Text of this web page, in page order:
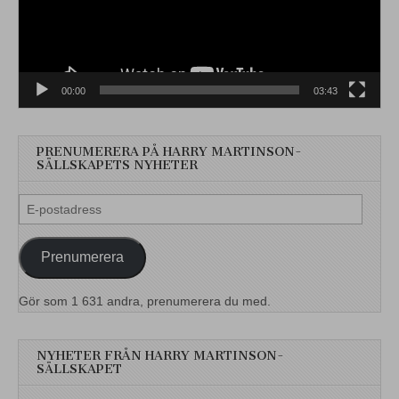
00:00 03:43
PRENUMERERA PÅ HARRY MARTINSON-
SÄLLSKAPETS NYHETER
E-
postadress
Prenumerera
Gör som 1 631 andra, prenumerera du med.
NYHETER FRÅN HARRY MARTINSON-
SÄLLSKAPET